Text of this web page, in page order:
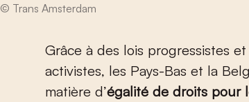
© Trans Amsterdam
Grâce à des lois progressistes
activistes, les Pays-Bas et la
matière d’égalité de droits pour